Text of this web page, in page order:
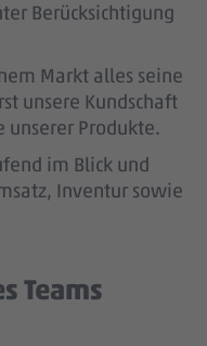
Berücksichtigung
Markt alles seine
unsere Kundschaft
unserer Produkte.
im Blick und
Inventur sowie
Teams